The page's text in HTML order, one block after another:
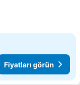
Fiyatları görün